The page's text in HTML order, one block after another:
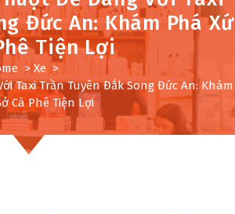
Đức An: Khám Phá Xứ
Tiện Lợi
> Xe>
Taxi Trần Tuyên Đắk Song Đức An: Khám
Cà Phê Tiện Lợi